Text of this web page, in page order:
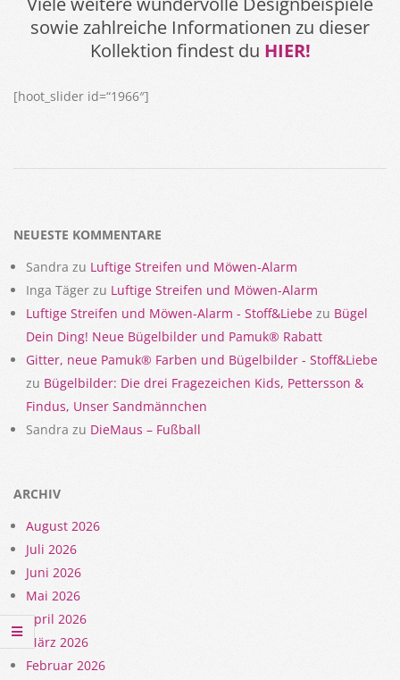
sowie zahlreiche Informationen zu dieser
Kollektion findest du HIER!
[hoot_slider id=“1966″]
NEUESTE KOMMENTARE
Sandra zu Luftige Streifen und Möwen-Alarm
Inga Täger zu Luftige Streifen und Möwen-Alarm
Luftige Streifen und Möwen-Alarm - Stoff&Liebe zu Bügel
Dein Ding! Neue Bügelbilder und Pamuk® Rabatt
Gitter, neue Pamuk® Farben und Bügelbilder - Stoff&Liebe
zu Bügelbilder: Die drei Fragezeichen Kids, Pettersson &
Findus, Unser Sandmännchen
Sandra zu DieMaus – Fußball
ARCHIV
August 2026
Juli 2026
Juni 2026
Mai 2026
April 2026
März 2026
Februar 2026